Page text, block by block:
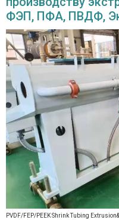
ФЭП, ПФА, ПВДФ,
PVDF/FEP/PEEK Shrink Tubing